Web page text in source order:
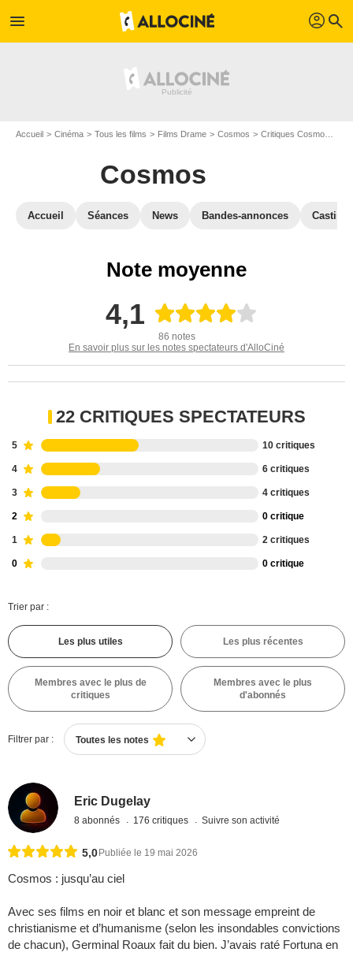
menu profil search
Accueil Cinéma Tous les films Films Drame Cosmos Critiques Cosmos
Cosmos
Accueil Séances News Bandes-annonces Casting
Note moyenne
4,1
86 notes
En savoir plus sur les notes spectateurs d'AlloCiné
22 CRITIQUES SPECTATEURS
5 10 critiques
4 6 critiques
3 4 critiques
2 0 critique
1 2 critiques
0 0 critique
Trier par :
Les plus utiles Les plus récentes
Membres avec le plus de
critiques
Membres avec le plus
d'abonnés
Filtrer par : Toutes les notes
Eric Dugelay
8 abonnés 176 critiques Suivre son activité
5,0 Publiée le 19 mai 2026
Cosmos : jusqu’au ciel
Avec ses films en noir et blanc et son message empreint de
christianisme et d’humanisme (selon les insondables convictions
de chacun), Germinal Roaux fait du bien. J’avais raté Fortuna en